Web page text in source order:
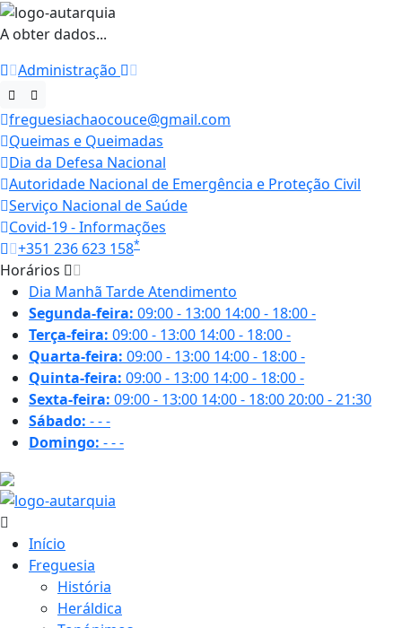
A obter dados...
Administração
freguesiachaocouce@gmail.com
Queimas e Queimadas
Dia da Defesa Nacional
Autoridade Nacional de Emergência e Proteção Civil
Serviço Nacional de Saúde
Covid-19 - Informações
+351 236 623 158*
Horários
Dia Manhã TardeAtendimento
Segunda-feira: 09:00 - 13:00 14:00 - 18:00-
Terça-feira: 09:00 - 13:00 14:00 - 18:00-
Quarta-feira: 09:00 - 13:00 14:00 - 18:00-
Quinta-feira: 09:00 - 13:00 14:00 - 18:00-
Sexta-feira: 09:00 - 13:00 14:00 - 18:0020:00 - 21:30
Sábado: ---
Domingo: ---
Início
Freguesia
História
Heráldica